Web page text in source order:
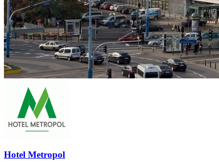
Hotel Metropol